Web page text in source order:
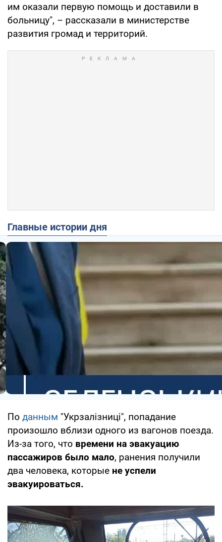
им оказали первую помощь и доставили в
больницу", – рассказали в министерстве
развития громад и территорий.
Главные истории дня
По данным "Укрзалізниці", попадание
произошло вблизи одного из вагонов поезда.
Из-за того, что времени на эвакуацию
пассажиров было мало, ранения получили
два человека, которые не успели
эвакуироваться.